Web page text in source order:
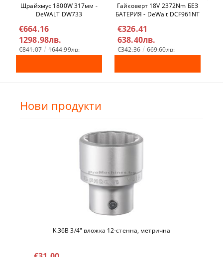
Щрайхмус 1800W 317мм -
DeWALT DW733
€664.16
1298.98лв.
€841.07 1644.99лв.
Гайковерт 18V 2372Nm БЕЗ
БАТЕРИЯ - DeWalt DCF961NT
€326.41
638.40лв.
€342.36 669.60лв.
Нови продукти
K.36B 3/4" вложкa 12-стeннa, метричнa